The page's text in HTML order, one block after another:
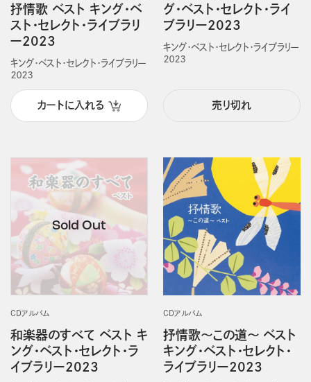
抒情歌 ベスト キング・ベ
スト・セレクト・ライブラリ
ー2023
キング・ベスト・セレクト・ライブラリー
２０２３
カートに入れる
グ・ベスト・セレクト・ライ
ブラリー2023
キング・ベスト・セレクト・ライブラリー
２０２３
売り切れ
CDアルバム
和楽器のすべて ベスト キ
ング・ベスト・セレクト・ラ
イブラリー2023
CDアルバム
抒情歌～この道～ ベスト
キング・ベスト・セレクト・
ライブラリー2023